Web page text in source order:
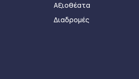
Αξιοθέατα
Διαδρομές